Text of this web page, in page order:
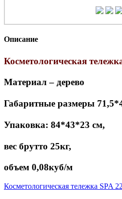
Описание
Косметологическая
Материал – дерево
Габаритные размеры
Упаковка: 84*43*23 см,
вес брутто 25кг,
объем 0,08куб/м
Косметологическая тележка SPA 22